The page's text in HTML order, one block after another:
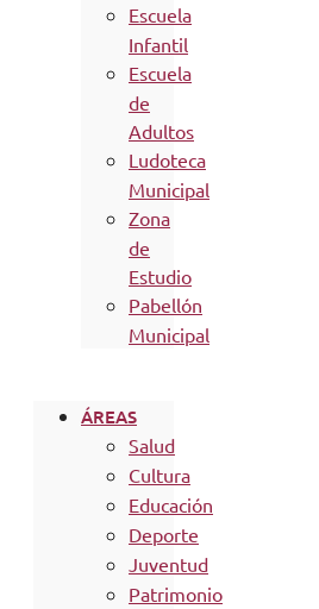
Escuela
Infantil
Escuela
de
Adultos
Ludoteca
Municipal
Zona
de
Estudio
Pabellón
Municipal
ÁREAS
Salud
Cultura
Educación
Deporte
Juventud
Patrimonio